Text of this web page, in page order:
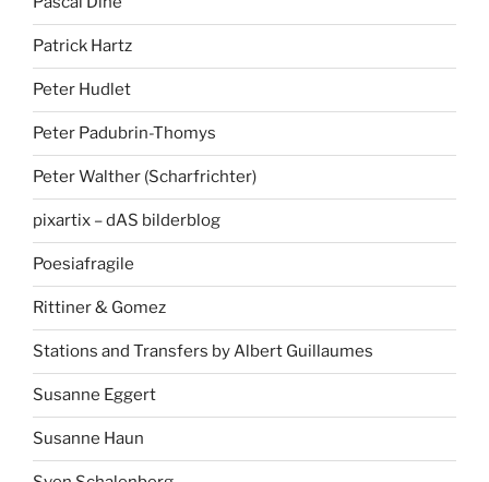
Patrick Hartz
Peter Hudlet
Peter Padubrin-Thomys
Peter Walther (Scharfrichter)
pixartix – dAS bilderblog
Poesiafragile
Rittiner & Gomez
Stations and Transfers by Albert Guillaumes
Susanne Eggert
Susanne Haun